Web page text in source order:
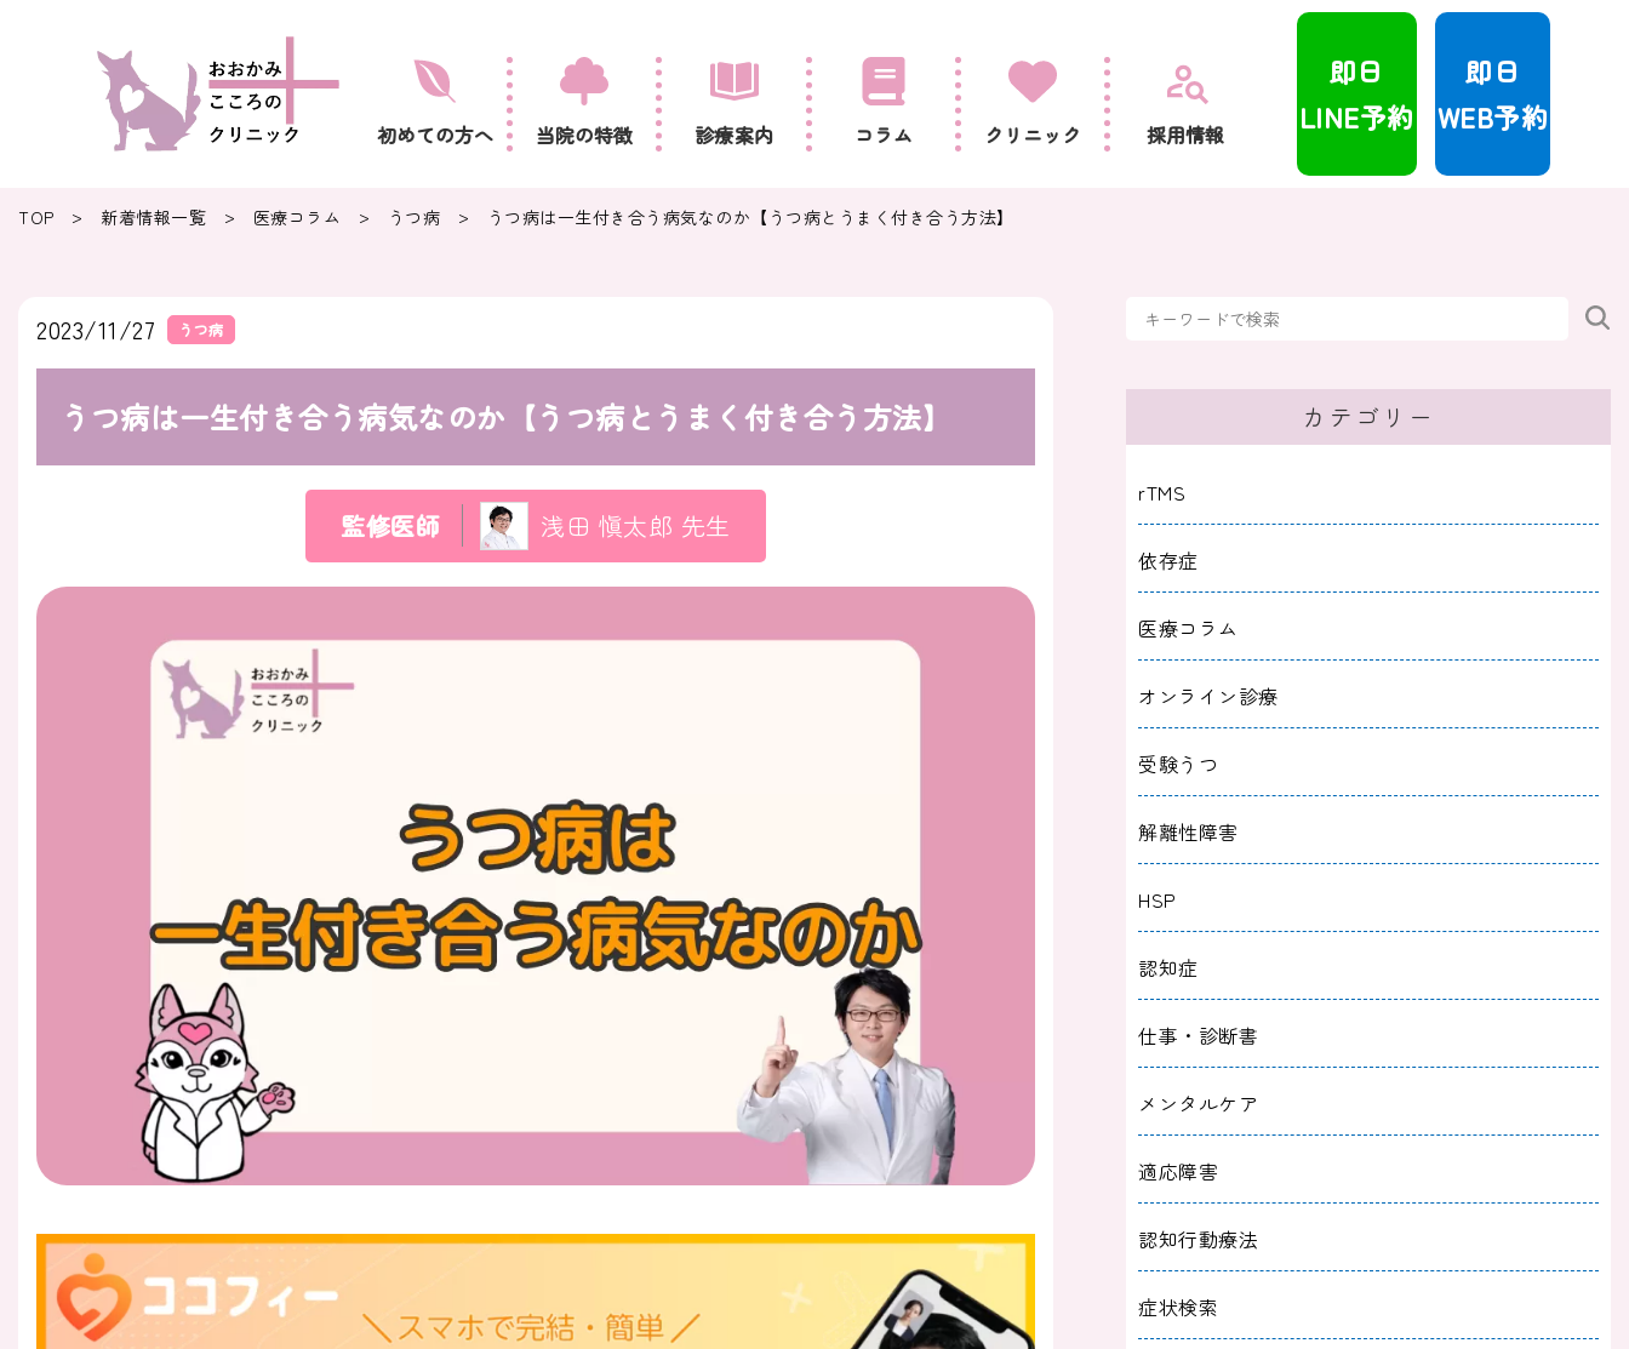
初めての方へ 当院の特徴 診療案内 コラム クリニック 採用情報
即日
LINE予約
即日
WEB予約
TOP > 新着情報一覧 > 医療コラム > うつ病 > うつ病は一生付き合う病気なのか【うつ病とうまく付き合う方法】
2023/11/27 うつ病
うつ病は一生付き合う病気なのか【うつ病とうまく付き合う方法】
監修医師 浅田 愼太郎 先生
カテゴリー
rTMS
依存症
医療コラム
オンライン診療
受験うつ
解離性障害
HSP
認知症
仕事・診断書
メンタルケア
適応障害
認知行動療法
症状検索